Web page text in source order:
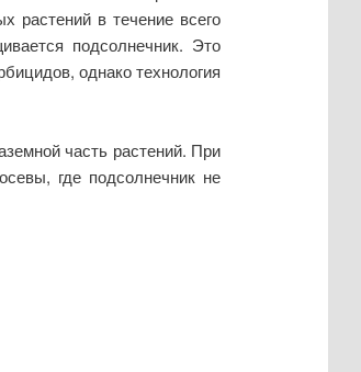
растений в течение всего
подсолнечник. Это
однако технология
часть растений. При
где подсолнечник не